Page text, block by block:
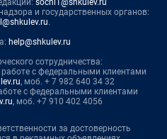
и государственных органов:
.
help@shkulev.ru
сотрудничества:
с федеральными клиентами
, моб. + 7 982 640 34 32
с федеральными клиентами
, моб. +7 910 402 4056
за достоверность